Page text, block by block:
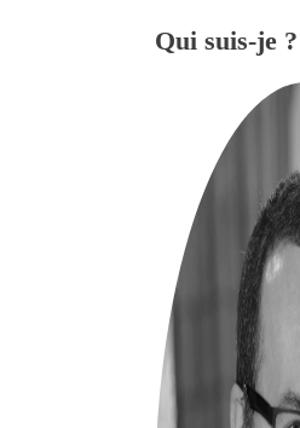
Qui suis-je ?